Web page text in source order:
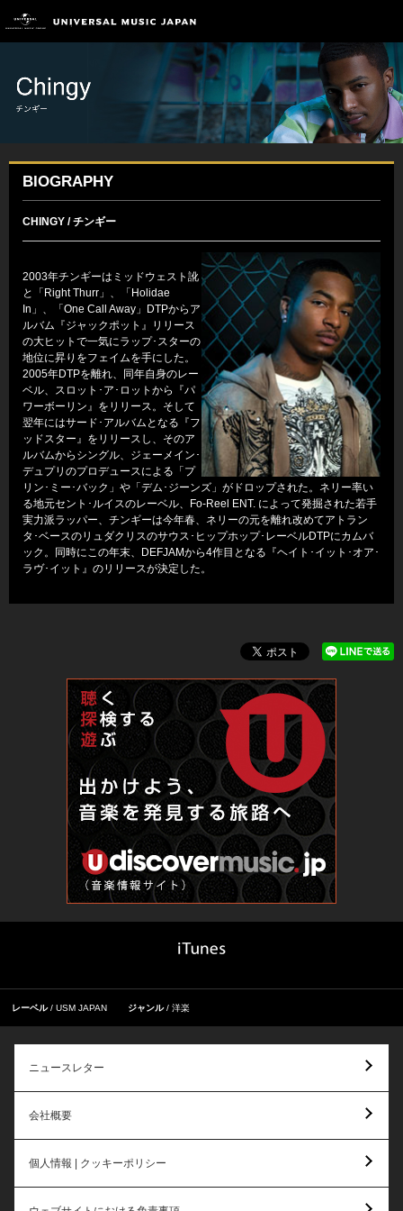
BIOGRAPHY
CHINGY / チンギー
2003年チンギーはミッドウェスト訛
と「Right Thurr」、「Holidae
In」、「One Call Away」DTPからア
ルバム『ジャックポット』リリース
の大ヒットで一気にラップ･スターの
地位に昇りをフェイムを手にした。
2005年DTPを離れ、同年自身のレー
ベル、スロット･ア･ロットから『パ
ワーボーリン』をリリース。そして
翌年にはサード･アルバムとなる『フ
ッドスター』をリリースし、そのア
ルバムからシングル、ジェーメイン･
デュプリのプロデュースによる「プ
リン･ミー･バック」や「デム･ジーンズ」がドロップされた。ネリー率い
る地元セント･ルイスのレーベル、Fo-Reel ENT. によって発掘された若手
実力派ラッパー、チンギーは今年春、ネリーの元を離れ改めてアトラン
タ･ベースのリュダクリスのサウス･ヒップホップ･レーベルDTPにカムバ
ック。同時にこの年末、DEFJAMから4作目となる『ヘイト･イット･オア･
ラヴ･イット』のリリースが決定した。
レーベル USM JAPAN ジャンル 洋楽
ニュースレター
会社概要
個人情報 | クッキーポリシー